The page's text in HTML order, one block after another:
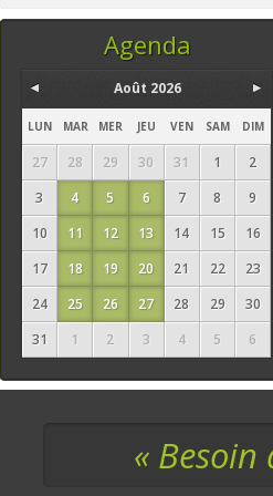
Agenda
Août 2026
LUN MAR MER JEU VEN SAM DIM
27 28 29 30 31 1
2
3
4 5 6 7 8
9
10
11 12 13 14 15
16
17
18 19 20 21 22
23
24
25 26 27 28 29
30
31
1 2 3 4 5 6
«